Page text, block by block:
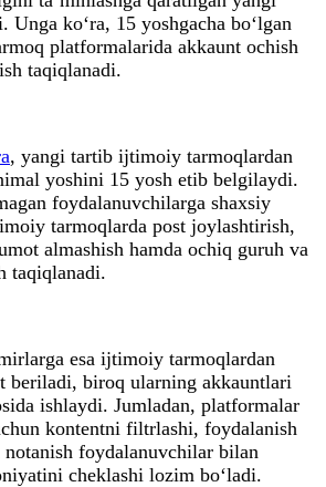
Unga ko‘ra, 15 yoshgacha bo‘lgan
platformalarida akkaunt ochish
taqiqlanadi.
, yangi tartib ijtimoiy tarmoqlardan
yoshini 15 yosh etib belgilaydi.
foydalanuvchilarga shaxsiy
tarmoqlarda post joylashtirish,
almashish hamda ochiq guruh va
taqiqlanadi.
esa ijtimoiy tarmoqlardan
beriladi, biroq ularning akkauntlari
ishlaydi. Jumladan, platformalar
kontentni filtrlashi, foydalanish
foydalanuvchilar bilan
cheklashi lozim bo‘ladi.